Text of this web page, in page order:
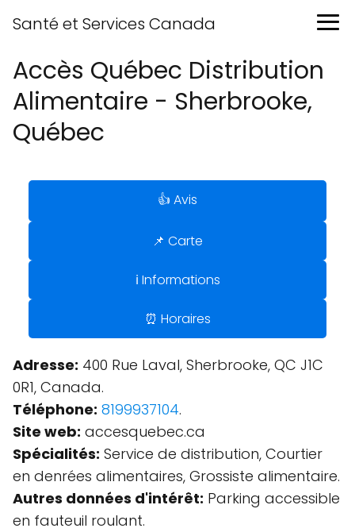
Santé et Services Canada
Accès Québec Distribution
Alimentaire - Sherbrooke,
Québec
👍 Avis
📌 Carte
ℹ️ Informations
⏰ Horaires
Adresse: 400 Rue Laval, Sherbrooke, QC J1C
0R1, Canada.
Téléphone: 8199937104.
Site web: accesquebec.ca
Spécialités: Service de distribution, Courtier
en denrées alimentaires, Grossiste alimentaire.
Autres données d'intérêt: Parking accessible
en fauteuil roulant.